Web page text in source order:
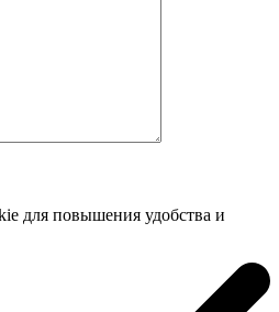
для повышения удобства и